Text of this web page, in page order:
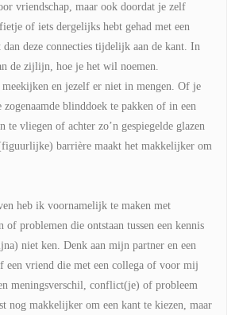
vriendschap, maar ook doordat je zelf
of iets dergelijks hebt gehad met een
dan deze connecties tijdelijk aan de kant. In
de zijlijn, hoe je het wil noemen.
en jezelf er niet in mengen. Of je
blinddoek te pakken of in een
te vliegen of achter zo’n gespiegelde glazen
barrière maakt het makkelijker om
heb ik voornamelijk te maken met
of problemen die ontstaan tussen een kennis
niet ken. Denk aan mijn partner en een
een vriend die met een collega of voor mij
meningsverschil, conflict(je) of probleem
nog makkelijker om een kant te kiezen, maar